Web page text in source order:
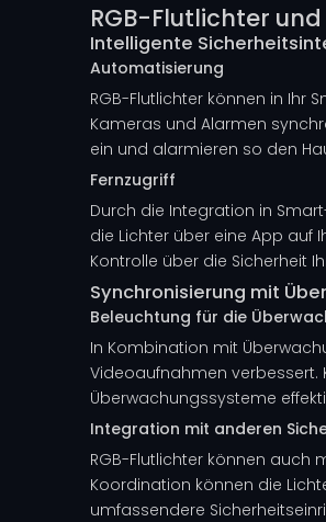
RGB-Flutlichter
Intelligente
Automatisierung
RGB-Flutlichter können in Ihr
Kameras und Alarmen
ein und alarmieren so den
Fernzugriff
Durch die Integration in
die Lichter über eine App auf
Kontrolle über die Sicherheit
Synchronisierung mit
Beleuchtung für die
In Kombination mit
Videoaufnahmen verbessert.
Überwachungssysteme
Integration mit anderen
RGB-Flutlichter können auch
Koordination können die
umfassendere